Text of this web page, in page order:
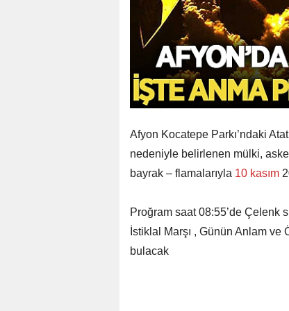
Afyon Kocatepe Parkı’ndaki
nedeniyle belirlenen mülki,
bayrak – flamalarıyla 10 kasım
Proğram saat 08:55’de Çelenk
İstiklal Marşı , Günün Anlam
bulacak